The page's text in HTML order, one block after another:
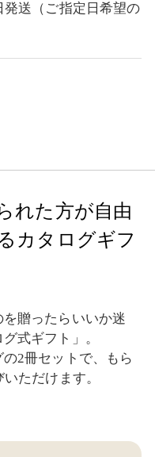
送（ご指定日希望の
れた方が自由
カタログギフ
贈ったらいいか迷
式ギフト」。
2冊セットで、もら
ただけます。